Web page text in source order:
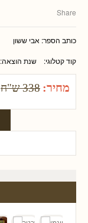
Share
כותב הספר: אבי ששון
קוד קטלוגי: שנת הוצאה:
מחיר: 338 ש"ח